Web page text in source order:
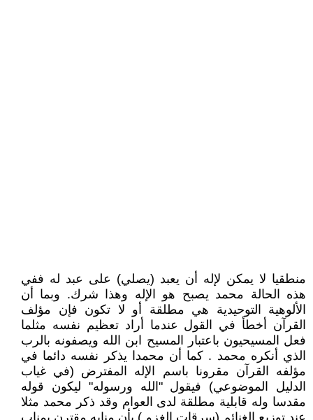
منطقيا لا يمكن لإله أن يعبد (يصلي) على عبد له ففي
هذه الحالة محمد يصبح هو الإله وهذا شرك. وبما أن
الألوهية التوحيدية هي مطلقة أو لا تكون فإن مؤلف
القرآن أخطأ في القول عندما أراد تعظيم نفسه مثلما
فعل المسيحيون باعتبار المسيح ابن الله ويصفونه بالرب
الذي أنكره محمد . كما أن محمدا يذكر نفسه دائما في
مؤلفه القرآن مقرونا باسم الإله المفترض (في غياب
الدليل الموضوعي) فيقول "الله ورسوله" ليكون قوله
مقدسا وله قابلية مطلقة لدى العوام وقد ذكر محمد مثلا